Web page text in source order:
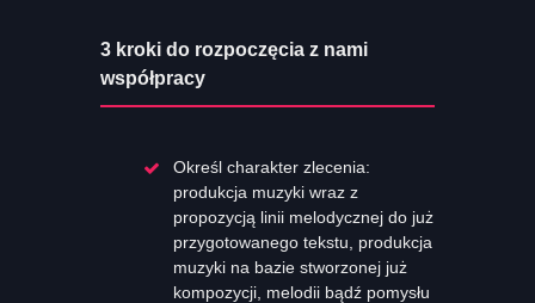
3 kroki do rozpoczęcia z nami
współpracy
Określ charakter zlecenia:
produkcja muzyki wraz z
propozycją linii melodycznej do już
przygotowanego tekstu, produkcja
muzyki na bazie stworzonej już
kompozycji, melodii bądź pomysłu